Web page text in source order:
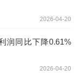
2026-04-20
润同比下降0.61%
2026-04-20